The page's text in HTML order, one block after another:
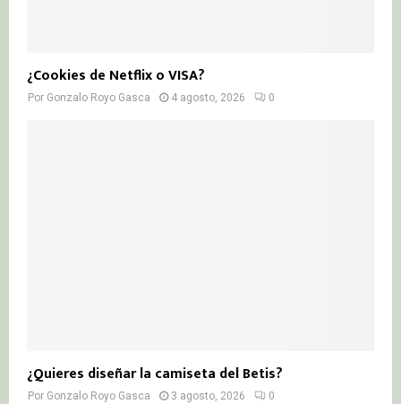
¿Cookies de Netflix o VISA?
Por Gonzalo Royo Gasca 4 agosto, 2026 0
¿Quieres diseñar la camiseta del Betis?
Por Gonzalo Royo Gasca 3 agosto, 2026 0